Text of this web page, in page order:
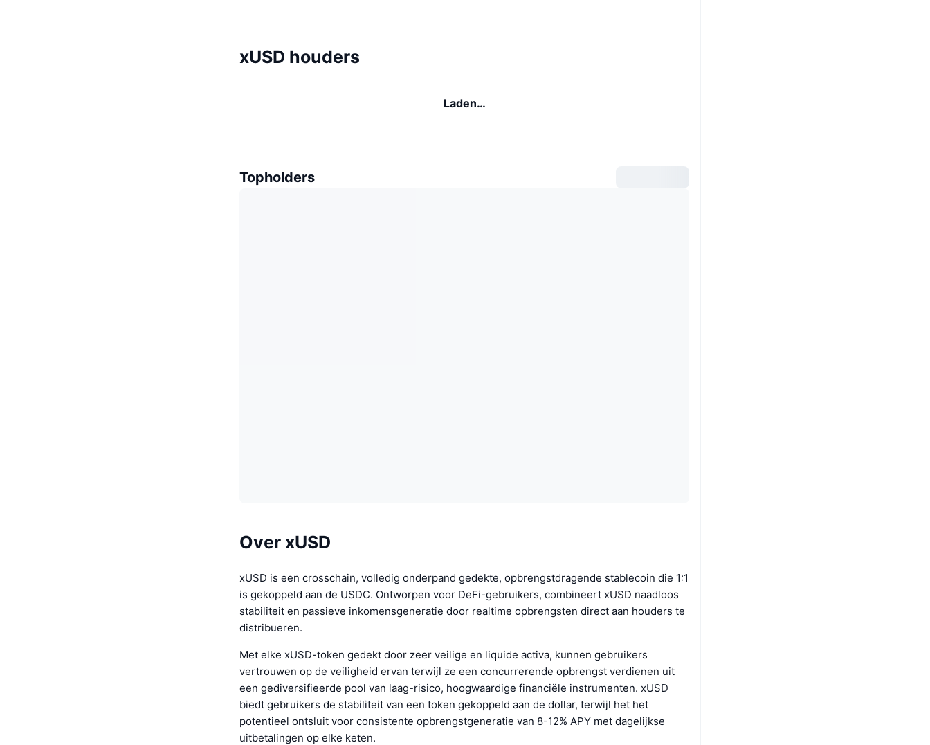
xUSD houders
Laden…
Topholders
Over xUSD
xUSD is een crosschain, volledig onderpand gedekte, opbrengstdragende stablecoin die 1:1
is gekoppeld aan de USDC. Ontworpen voor DeFi-gebruikers, combineert xUSD naadloos
stabiliteit en passieve inkomensgeneratie door realtime opbrengsten direct aan houders te
distribueren.
Met elke xUSD-token gedekt door zeer veilige en liquide activa, kunnen gebruikers
vertrouwen op de veiligheid ervan terwijl ze een concurrerende opbrengst verdienen uit
een gediversifieerde pool van laag-risico, hoogwaardige financiële instrumenten. xUSD
biedt gebruikers de stabiliteit van een token gekoppeld aan de dollar, terwijl het het
potentieel ontsluit voor consistente opbrengstgeneratie van 8-12% APY met dagelijkse
uitbetalingen op elke keten.